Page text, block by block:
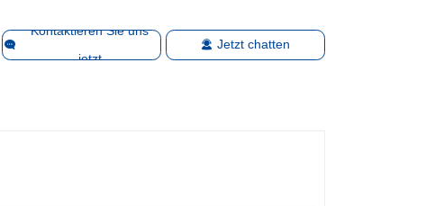
Kontaktieren Sie uns
jetzt
Jetzt chatten